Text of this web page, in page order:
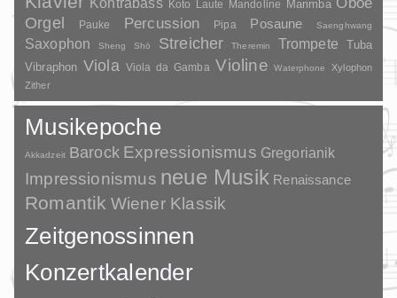
Koto Laute Mandoline Marimba
Orgel Pauke Percussion Pipa Posaune Saenghwang
Saxophon Sheng Shō Streicher Theremin Trompete
Tuba
Vibraphon Viola Viola da Gamba Violine Waterphone
Xylophon
Zither
Musikepoche
Akkadzeit Barock Expressionismus Gregorianik
Impressionismus neue Musik Renaissance
Romantik Wiener Klassik
Zeitgenossinnen
Konzertkalender